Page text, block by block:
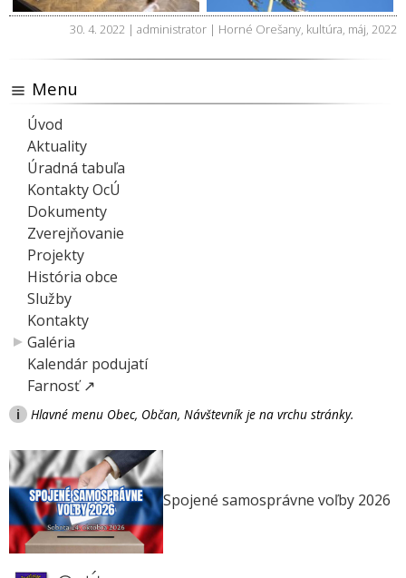
30. 4. 2022 | administrator | Horné Orešany, kultúra, máj, 2022
Menu
Úvod
Aktuality
Úradná tabuľa
Kontakty OcÚ
Dokumenty
Zverejňovanie
Projekty
História obce
Služby
Kontakty
Galéria
Kalendár podujatí
Farnosť ↗
i Hlavné menu Obec, Občan, Návštevník je na vrchu stránky.
Spojené samosprávne voľby 2026